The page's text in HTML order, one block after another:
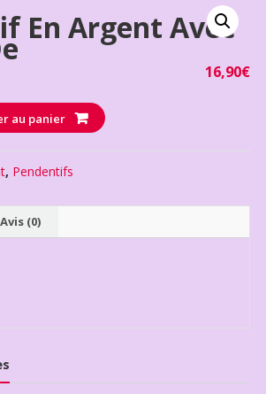
En Argent Avec
16,90€
au panier
, Pendentifs
Avis (0)